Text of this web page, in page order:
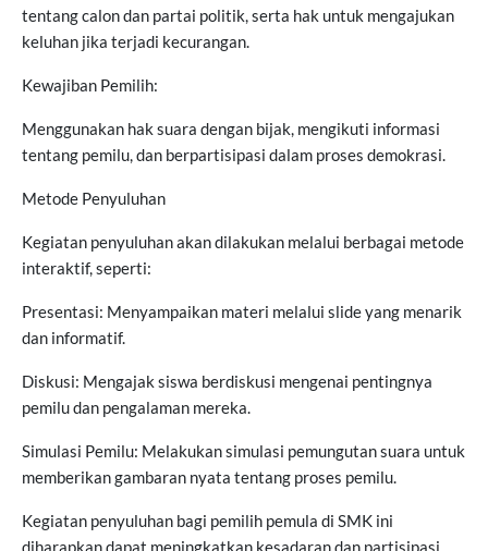
tentang calon dan partai politik, serta hak untuk mengajukan
keluhan jika terjadi kecurangan.
Kewajiban Pemilih:
Menggunakan hak suara dengan bijak, mengikuti informasi
tentang pemilu, dan berpartisipasi dalam proses demokrasi.
Metode Penyuluhan
Kegiatan penyuluhan akan dilakukan melalui berbagai metode
interaktif, seperti:
Presentasi: Menyampaikan materi melalui slide yang menarik
dan informatif.
Diskusi: Mengajak siswa berdiskusi mengenai pentingnya
pemilu dan pengalaman mereka.
Simulasi Pemilu: Melakukan simulasi pemungutan suara untuk
memberikan gambaran nyata tentang proses pemilu.
Kegiatan penyuluhan bagi pemilih pemula di SMK ini
diharapkan dapat meningkatkan kesadaran dan partisipasi